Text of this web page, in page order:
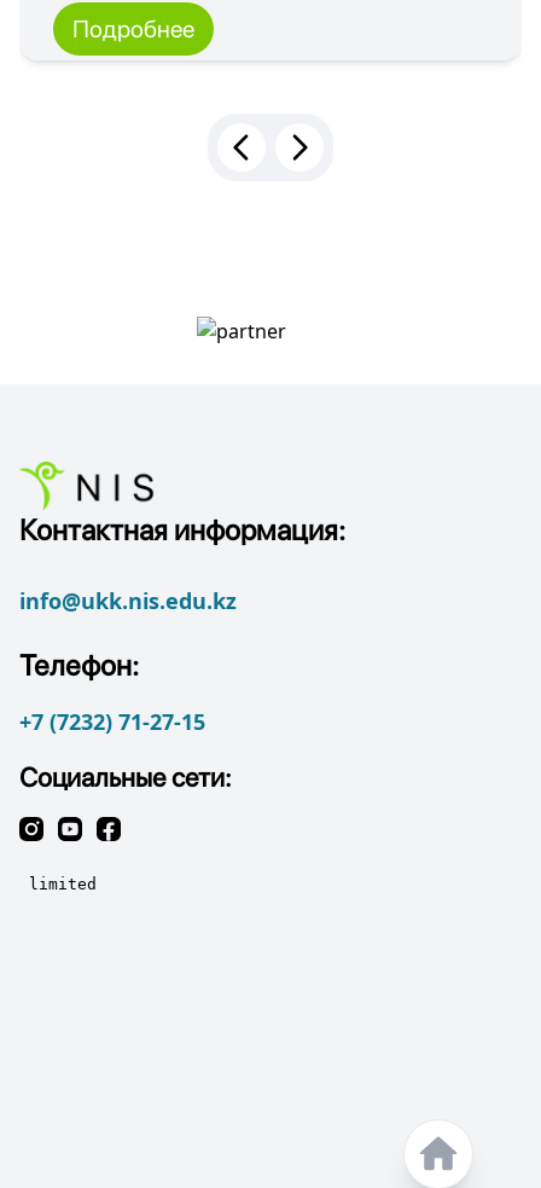
много и каждый из нас выбирает свой путь
развития!
Подробнее
Контактная информация:
info@ukk.nis.edu.kz
Телефон:
+7 (7232) 71-27-15
Социальные сети: